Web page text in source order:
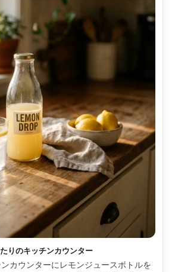
りのキッチンカウンター
カウンターにレモンジュースボトルを